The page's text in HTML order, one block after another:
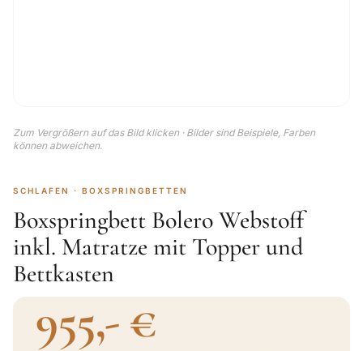
Zum Vergrößern auf das Bild klicken · Bilder sind Beispiele, Farben
können abweichen.
SCHLAFEN · BOXSPRINGBETTEN
Boxspringbett Bolero Webstoff
inkl. Matratze mit Topper und
Bettkasten
955,- €